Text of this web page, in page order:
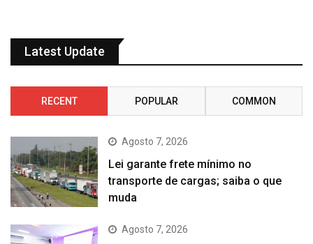
Latest Update
RECENT POPULAR COMMON
Agosto 7, 2026
Lei garante frete mínimo no
transporte de cargas; saiba o que
muda
Agosto 7, 2026